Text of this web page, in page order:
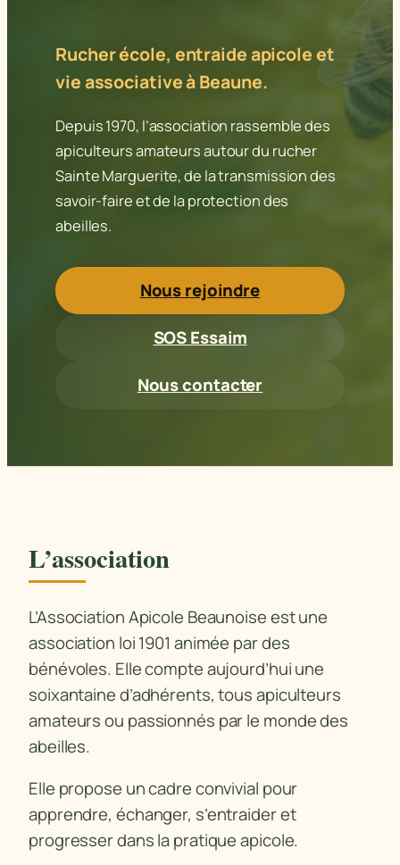
Rucher école, entraide apicole et
vie associative à Beaune.
Depuis 1970, l’association rassemble des
apiculteurs amateurs autour du rucher
Sainte Marguerite, de la transmission des
savoir-faire et de la protection des
abeilles.
Nous rejoindre
SOS Essaim
Nous contacter
L’association
L’Association Apicole Beaunoise est une
association loi 1901 animée par des
bénévoles. Elle compte aujourd’hui une
soixantaine d’adhérents, tous apiculteurs
amateurs ou passionnés par le monde des
abeilles.
Elle propose un cadre convivial pour
apprendre, échanger, s’entraider et
progresser dans la pratique apicole.